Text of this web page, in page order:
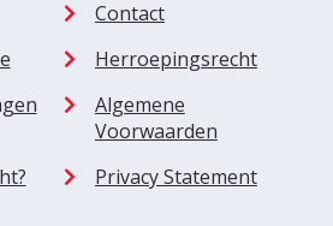
Contact
Herroepingsrecht
Algemene
Voorwaarden
Privacy Statement